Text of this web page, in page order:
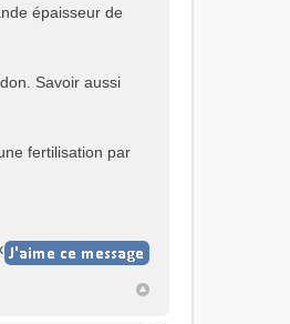
épaisseur de
Savoir aussi
fertilisation par